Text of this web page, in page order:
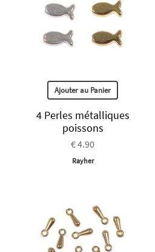
Ajouter au Panier
4 Perles métalliques
poissons
€ 4.90
Rayher